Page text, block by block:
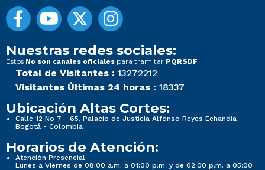
Nuestras redes sociales:
Estos No son canales oficiales para tramitar PQRSDF
Total de Visitantes : 13272212
Visitantes Últimas 24 horas : 18337
Ubicación Altas Cortes:
Calle 12 No 7 - 65, Palacio de Justicia Alfonso Reyes Echandía
Bogotá - Colombia
Horarios de Atención:
Atención Presencial:
Lunes a Viernes de 08:00 a.m. a 01:00 p.m. y de 02:00 p.m. a 05:00